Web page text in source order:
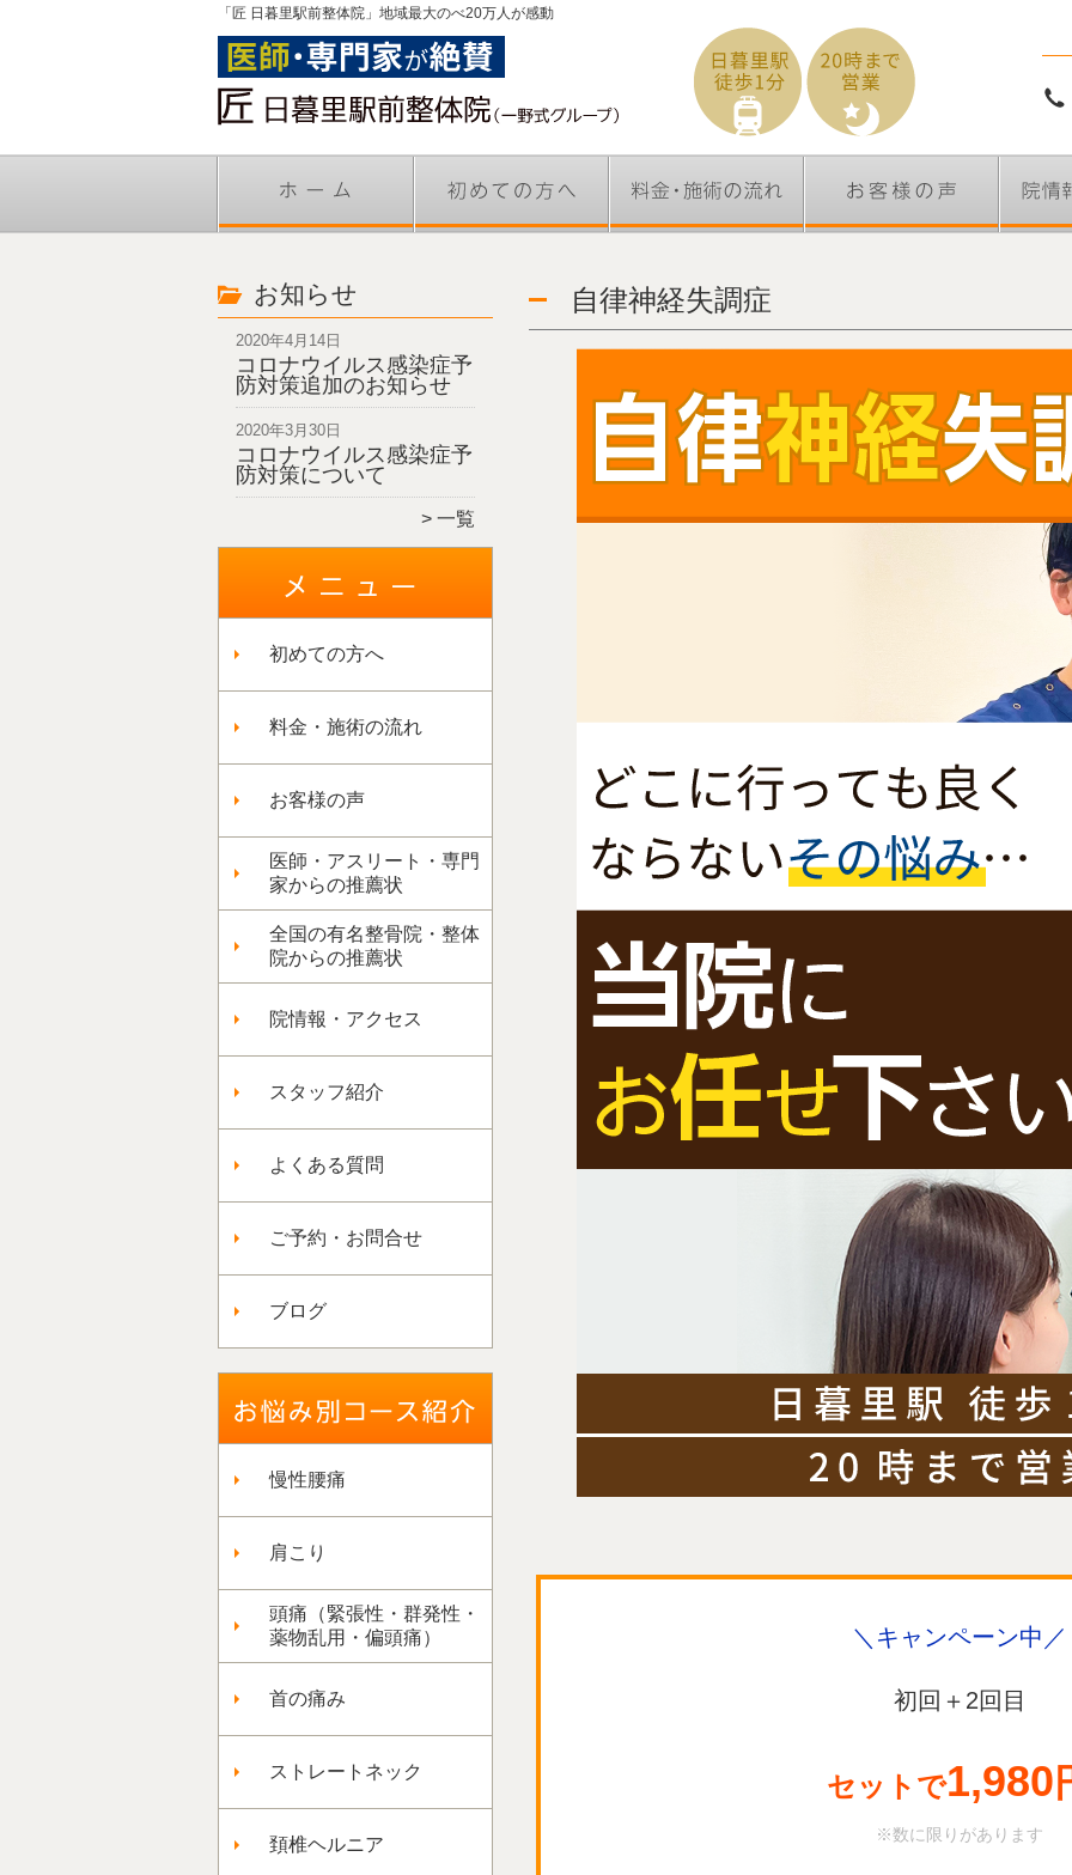
「匠 日暮里駅前整体院」地域最大のべ20万人が感動
お知らせ
2020年4月14日
コロナウイルス感染症予
防対策追加のお知らせ
2020年3月30日
コロナウイルス感染症予
防対策について
一覧
初めての方へ
料金・施術の流れ
お客様の声
医師・アスリート・専門
家からの推薦状
全国の有名整骨院・整体
院からの推薦状
院情報・アクセス
スタッフ紹介
よくある質問
ご予約・お問合せ
ブログ
慢性腰痛
肩こり
頭痛（緊張性・群発性・
薬物乱用・偏頭痛）
首の痛み
ストレートネック
頚椎ヘルニア
自律神経失調症
＼キャンペーン中／
初回＋2回目
セットで1,980
※数に限りがあります